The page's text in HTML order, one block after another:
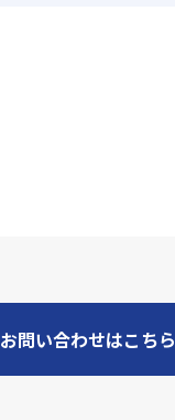
お問い合わせはこちら